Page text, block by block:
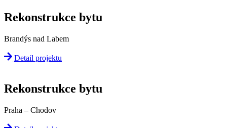
Rekonstrukce bytu
Brandýs nad Labem
Detail projektu
Rekonstrukce bytu
Praha – Chodov